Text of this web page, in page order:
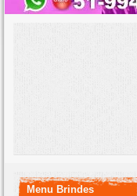
Menu Brindes